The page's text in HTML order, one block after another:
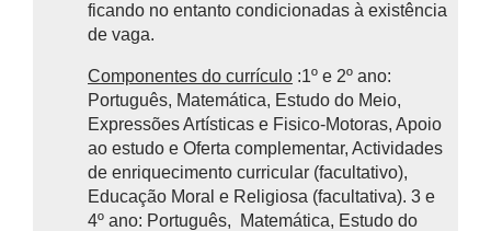
ficando no entanto condicionadas à existência
de vaga.
Componentes do currículo :1º e 2º ano:
Português, Matemática, Estudo do Meio,
Expressões Artísticas e Fisico-Motoras, Apoio
ao estudo e Oferta complementar, Actividades
de enriquecimento curricular (facultativo),
Educação Moral e Religiosa (facultativa). 3 e
4º ano: Português, Matemática, Estudo do